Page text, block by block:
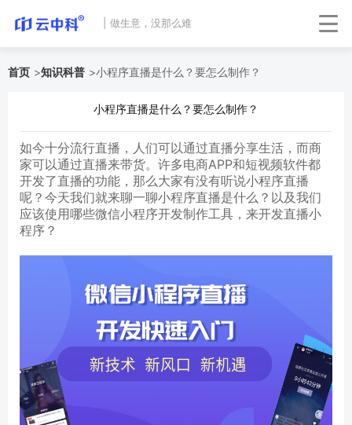
做生意，没那么难
首页 >知识科普 >小程序直播是什么？要怎么制作？
小程序直播是什么？要怎么制作？
如今十分流行直播，人们可以通过直播分享生活，而商
家可以通过直播来带货。许多电商APP和短视频软件都
开发了直播的功能，那么大家有没有听说小程序直播
呢？今天我们就来聊一聊小程序直播是什么？以及我们
应该使用哪些微信小程序开发制作工具，来开发直播小
程序？